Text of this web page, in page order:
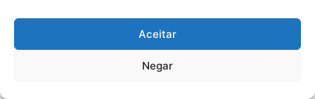
Aceitar
Negar
Acidente: A caminho do trabalho
professora se envolve em